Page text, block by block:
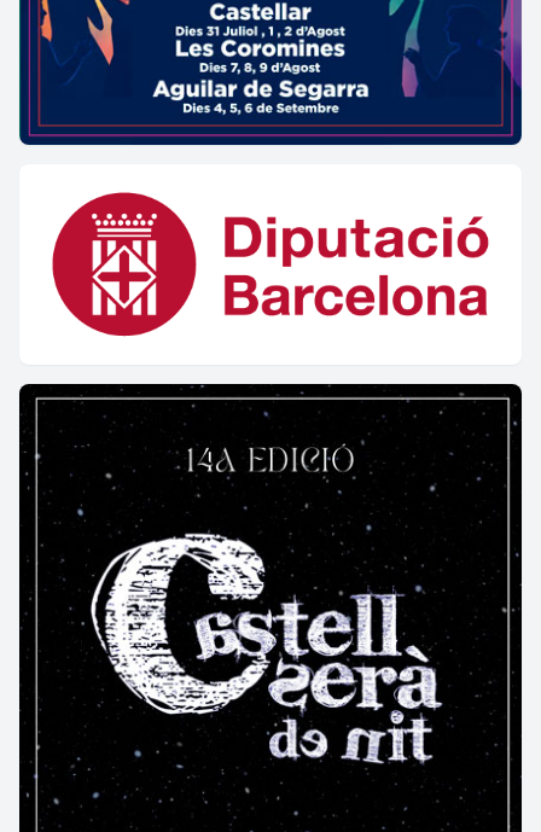
Si unia amb una línia recta, aquest punt on es
creuen aquestes dues circumferències noves, amb
el centre inicial de la circumferència primera on
tenia el pal clavat, ja tenia l’eix nord-sud.
sud, formaven una creu perfecta.